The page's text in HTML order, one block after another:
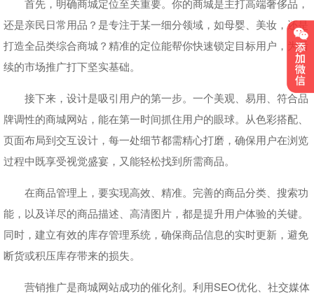
首先，明确商城定位至关重要。你的商城是主打高端奢侈品，
还是亲民日常用品？是专注于某一细分领域，如母婴、美妆，还是
打造全品类综合商城？精准的定位能帮你快速锁定目标用户，为后
续的市场推广打下坚实基础。
接下来，设计是吸引用户的第一步。一个美观、易用、符合品
牌调性的商城网站，能在第一时间抓住用户的眼球。从色彩搭配、
页面布局到交互设计，每一处细节都需精心打磨，确保用户在浏览
过程中既享受视觉盛宴，又能轻松找到所需商品。
在商品管理上，要实现高效、精准。完善的商品分类、搜索功
能，以及详尽的商品描述、高清图片，都是提升用户体验的关键。
同时，建立有效的库存管理系统，确保商品信息的实时更新，避免
断货或积压库存带来的损失。
营销推广是商城网站成功的催化剂。利用SEO优化、社交媒体